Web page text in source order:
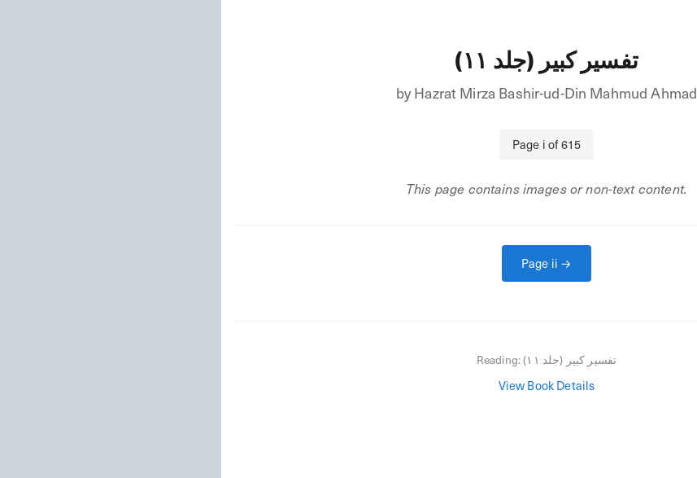
تفسیر کبیر (جلد ۱۱)
byHazrat Mirza Bashir-ud-Din Mahmud Ahmad
Page iof615
This page contains images or non-text content.
Page ii →
Reading: تفسیر کبیر (جلد ۱۱)
View Book Details